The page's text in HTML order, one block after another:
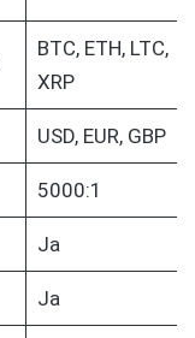
BTC, ETH, LTC,
XRP
USD, EUR, GBP
5000:1
Ja
Ja